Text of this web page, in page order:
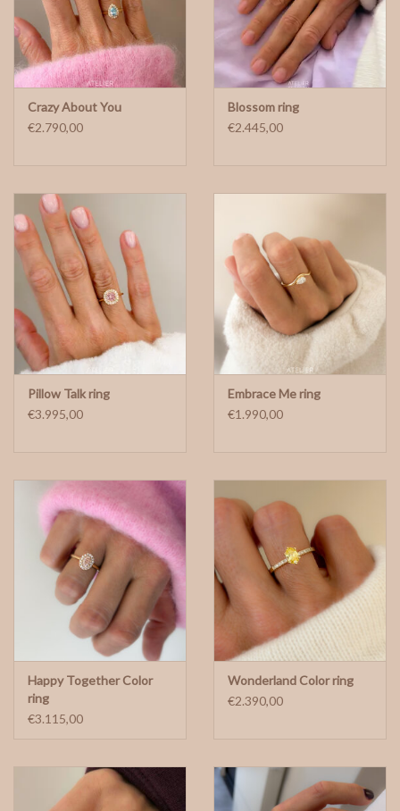
Crazy About You
€2.790,00
Blossom ring
€2.445,00
Pillow Talk ring
€3.995,00
Embrace Me ring
€1.990,00
Happy Together Color
ring
€3.115,00
Wonderland Color ring
€2.390,00